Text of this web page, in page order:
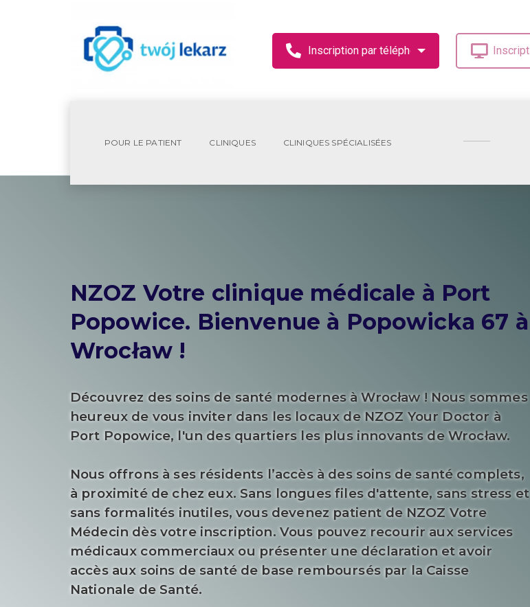
POUR LE PATIENT CLINIQUES CLINIQUES SPÉCIALISÉES
NZOZ Votre clinique médicale à Port
Popowice. Bienvenue à Popowicka 67 à
Wrocław !
Découvrez des soins de santé modernes à Wrocław ! Nous sommes
heureux de vous inviter dans les locaux de NZOZ Your Doctor à
Port Popowice, l'un des quartiers les plus innovants de Wrocław.
Nous offrons à ses résidents l’accès à des soins de santé complets,
à proximité de chez eux. Sans longues files d'attente, sans stress et
sans formalités inutiles, vous devenez patient de NZOZ Votre
Médecin dès votre inscription. Vous pouvez recourir aux services
médicaux commerciaux ou présenter une déclaration et avoir
accès aux soins de santé de base remboursés par la Caisse
Nationale de Santé.